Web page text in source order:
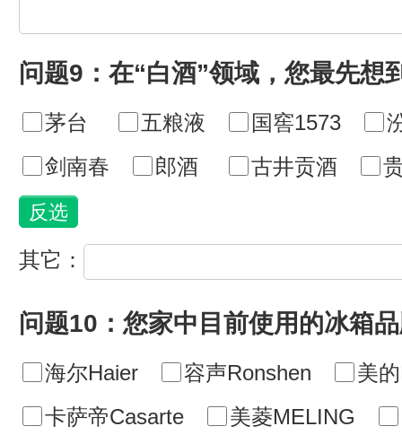
问题9：在“白酒”领域，您最先想
茅台 五粮液 国窖1573
剑南春
郎酒 古井贡酒
其它：
问题10：您家中目前使用的冰箱
海尔Haier 容声Ronshen
美
卡萨帝Casarte
美菱MELING